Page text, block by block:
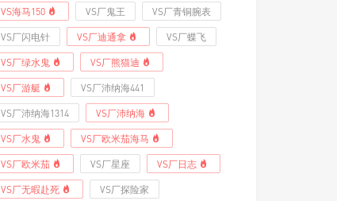
VS海马150 VS厂鬼王 VS厂青铜腕表
VS厂闪电针 VS厂迪通拿 VS厂蝶飞
VS厂绿水鬼 VS厂熊猫迪
VS厂游艇 VS厂沛纳海441
VS厂沛纳海1314 VS厂沛纳海
VS厂水鬼 VS厂欧米茄海马
VS厂欧米茄 VS厂星座 VS厂日志
VS厂无暇赴死 VS厂探险家